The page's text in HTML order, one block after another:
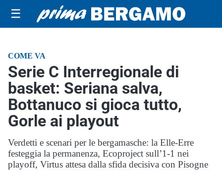
☰
COME VA
Serie C Interregionale di
basket: Seriana salva,
Bottanuco si gioca tutto,
Gorle ai playout
Verdetti e scenari per le bergamasche: la Elle-Erre
festeggia la permanenza, Ecoproject sull’1-1 nei
playoff, Virtus attesa dalla sfida decisiva con Pisogne